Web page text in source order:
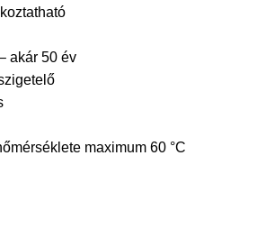
akár 50 év
maximum 60 °C